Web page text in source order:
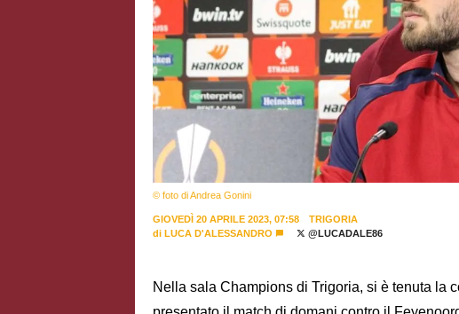
© foto di Andrea Gonini
GIOVEDÌ 20 APRILE 2023, 07:58
TRIGORIA
di LUCA D'ALESSANDRO @LUCADALE86
Nella sala Champions di Trigoria, si è tenuta la